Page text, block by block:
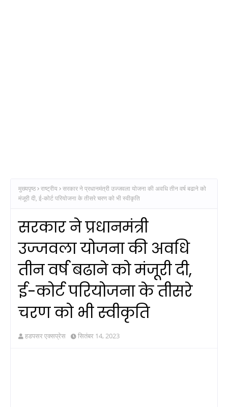
मुख्यपृष्ठ राष्ट्रीय सरकार ने प्रधानमंत्री उज्‍जवला योजना की अवधि तीन वर्ष बढाने को
मंजूरी दी, ई-कोर्ट परियोजना के तीसरे चरण को भी स्‍वीकृति
सरकार ने प्रधानमंत्री
उज्‍जवला योजना की अवधि
तीन वर्ष बढाने को मंजूरी दी,
ई-कोर्ट परियोजना के तीसरे
चरण को भी स्‍वीकृति
हडपसर एक्सप्रेस सितंबर 14, 2023